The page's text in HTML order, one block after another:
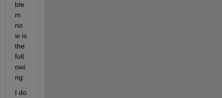
ble
m
no
w is
the
foll
owi
ng:
I do